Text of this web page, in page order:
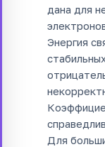
дана для
Энергия
Для